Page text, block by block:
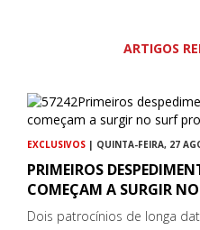
ARTIGOS
EXCLUSIVOS | QUINTA-FEIRA, 27
PRIMEIROS
COMEÇAM A SURGIR
Dois patrocínios de longa